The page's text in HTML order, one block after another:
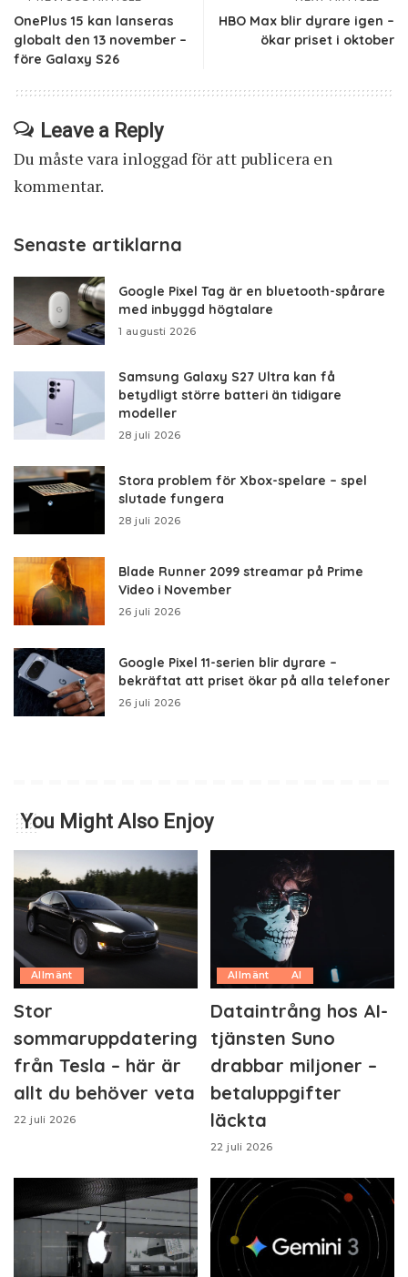
OnePlus 15 kan lanseras
globalt den 13 november –
före Galaxy S26
HBO Max blir dyrare igen –
ökar priset i oktober
Leave a Reply
Du måste vara inloggadför att publicera en
kommentar.
Senaste artiklarna
Google Pixel Tag är en bluetooth-spårare
med inbyggd högtalare
1 augusti 2026
Samsung Galaxy S27 Ultra kan få
betydligt större batteri än tidigare
modeller
28 juli 2026
Stora problem för Xbox-spelare – spel
slutade fungera
28 juli 2026
Blade Runner 2099 streamar på Prime
Video i November
26 juli 2026
Google Pixel 11-serien blir dyrare –
bekräftat att priset ökar på alla telefoner
26 juli 2026
You Might Also Enjoy
Allmänt
Stor
sommaruppdatering
från Tesla – här är
allt du behöver veta
22 juli 2026
Allmänt AI
Dataintrång hos AI-
tjänsten Suno
drabbar miljoner –
betaluppgifter
läckta
22 juli 2026